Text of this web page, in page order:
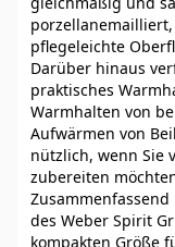
pflegeleichte
Darüber hinaus
praktisches
Warmhalten von
Aufwärmen von
nützlich, wenn Sie
zubereiten
des Weber Spirit
kompakten Größe